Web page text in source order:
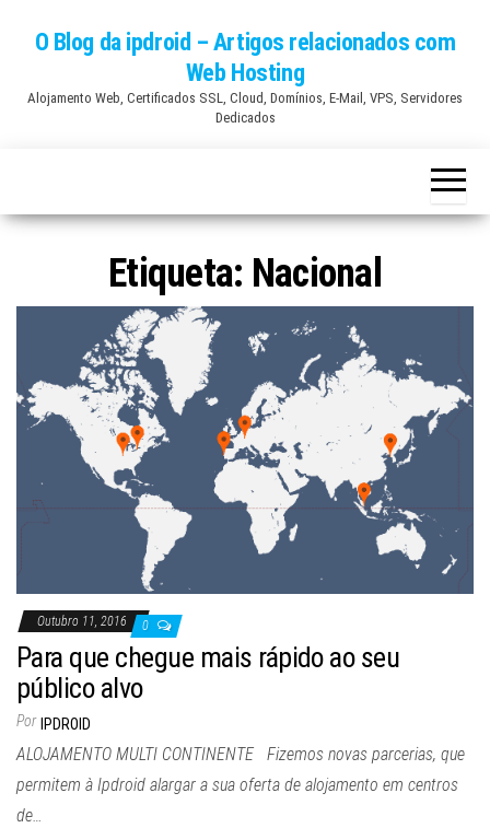
content
O Blog da ipdroid – Artigos relacionados com
Web Hosting
Alojamento Web, Certificados SSL, Cloud, Domínios, E-Mail, VPS, Servidores
Dedicados
Etiqueta: Nacional
Outubro 11, 2016 0
Para que chegue mais rápido ao seu
público alvo
Por IPDROID
ALOJAMENTO MULTI CONTINENTE Fizemos novas parcerias, que
permitem à Ipdroid alargar a sua oferta de alojamento em centros
de…